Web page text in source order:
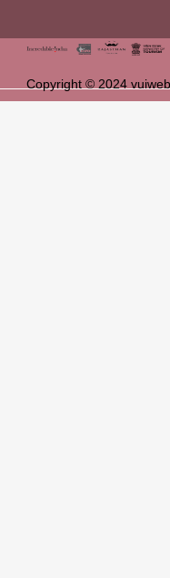
Copyright © 2024